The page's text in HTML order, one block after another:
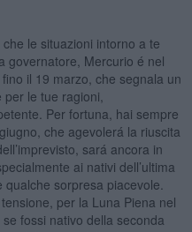
le situazioni intorno a te
governatore, Mercurio é nel
il 19 marzo, che segnala un
le tue ragioni,
Per fortuna, hai sempre
che agevolerá la riuscita
sará ancora in
ai nativi dell’ultima
sorpresa piacevole.
per la Luna Piena nel
fossi nativo della seconda